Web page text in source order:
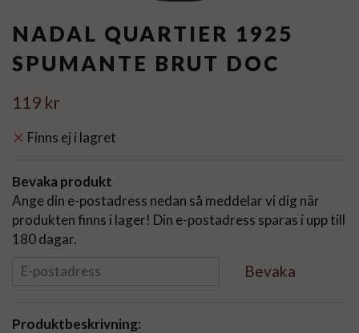
NADAL QUARTIER 1925
SPUMANTE BRUT DOC
119 kr
Finns ej i lagret
Bevaka produkt
Ange din e-postadress nedan så meddelar vi dig när
produkten finns i lager! Din e-postadress sparas i upp till
180 dagar.
Bevaka
Produktbeskrivning: